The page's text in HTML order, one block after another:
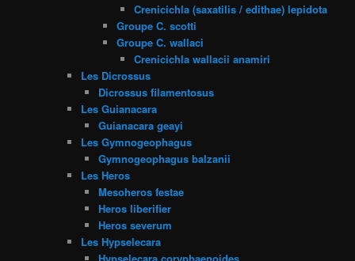
Crenicichla (saxatilis / edithae) lepidota
Groupe C. scotti
Groupe C. wallaci
Crenicichla wallacii anamiri
Les Dicrossus
Dicrossus filamentosus
Les Guianacara
Guianacara geayi
Les Gymnogeophagus
Gymnogeophagus balzanii
Les Heros
Mesoheros festae
Heros liberifier
Heros severum
Les Hypselecara